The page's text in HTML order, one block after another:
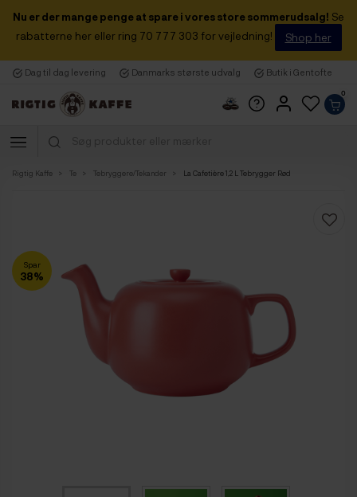
Nu er der mange penge at spare i vores store sommerudsalg! Se
rabatterne her eller ring 70 777 303 for vejledning!
Shop her
Dag til dag levering Danmarks største udvalg Butik i Gentofte
0
Rigtig Kaffe Te Tebryggere/Tekander La Cafetière 1,2 L Tebrygger Rød
Spar
38%